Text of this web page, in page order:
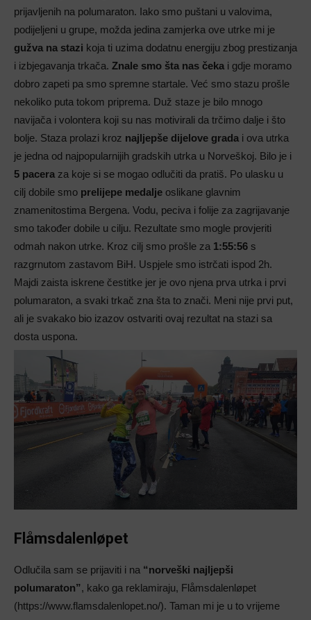
prijavljenih na polumaraton. Iako smo puštani u valovima,
podijeljeni u grupe, možda jedina zamjerka ove utrke mi je
gužva na stazi koja ti uzima dodatnu energiju zbog prestizanja
i izbjegavanja trkača. Znale smo šta nas čeka i gdje moramo
dobro zapeti pa smo spremne startale. Već smo stazu prošle
nekoliko puta tokom priprema. Duž staze je bilo mnogo
navijača i volontera koji su nas motivirali da trčimo dalje i što
bolje. Staza prolazi kroz najljepše dijelove grada i ova utrka
je jedna od najpopularnijih gradskih utrka u Norveškoj. Bilo je i
5 pacera za koje si se mogao odlučiti da pratiš. Po ulasku u
cilj dobile smo prelijepe medalje oslikane glavnim
znamenitostima Bergena. Vodu, peciva i folije za zagrijavanje
smo također dobile u cilju. Rezultate smo mogle provjeriti
odmah nakon utrke. Kroz cilj smo prošle za 1:55:56 s
razgrnutom zastavom BiH. Uspjele smo istrčati ispod 2h.
Majdi zaista iskrene čestitke jer je ovo njena prva utrka i prvi
polumaraton, a svaki trkač zna šta to znači. Meni nije prvi put,
ali je svakako bio izazov ostvariti ovaj rezultat na stazi sa
dosta uspona.
Flåmsdalenløpet
Odlučila sam se prijaviti i na “norveški najljepši
polumaraton”, kako ga reklamiraju, Flåmsdalenløpet
(https://www.flamsdalenlopet.no/). Taman mi je u to vrijeme